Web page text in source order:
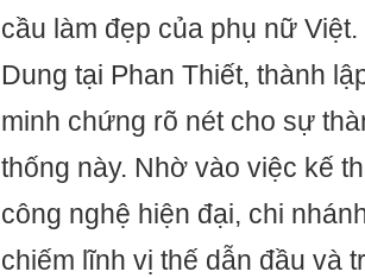
cầu làm đẹp của phụ nữ
Dung tại Phan Thiết, thành
minh chứng rõ nét cho sự
thống này. Nhờ vào việc kế
công nghệ hiện đại, chi
chiếm lĩnh vị thế dẫn đầu và